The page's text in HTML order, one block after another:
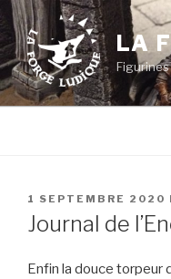
Aller
contenu
principal
LA
PUBLIÉ
LE
1 SEPTEMBRE 2020
Journal de
Enfin la douce torpeur